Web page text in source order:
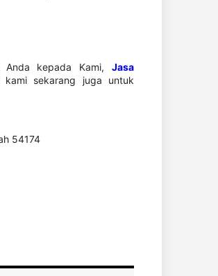
Anda kepada Kami,Jasa
sekarang juga untuk
54174